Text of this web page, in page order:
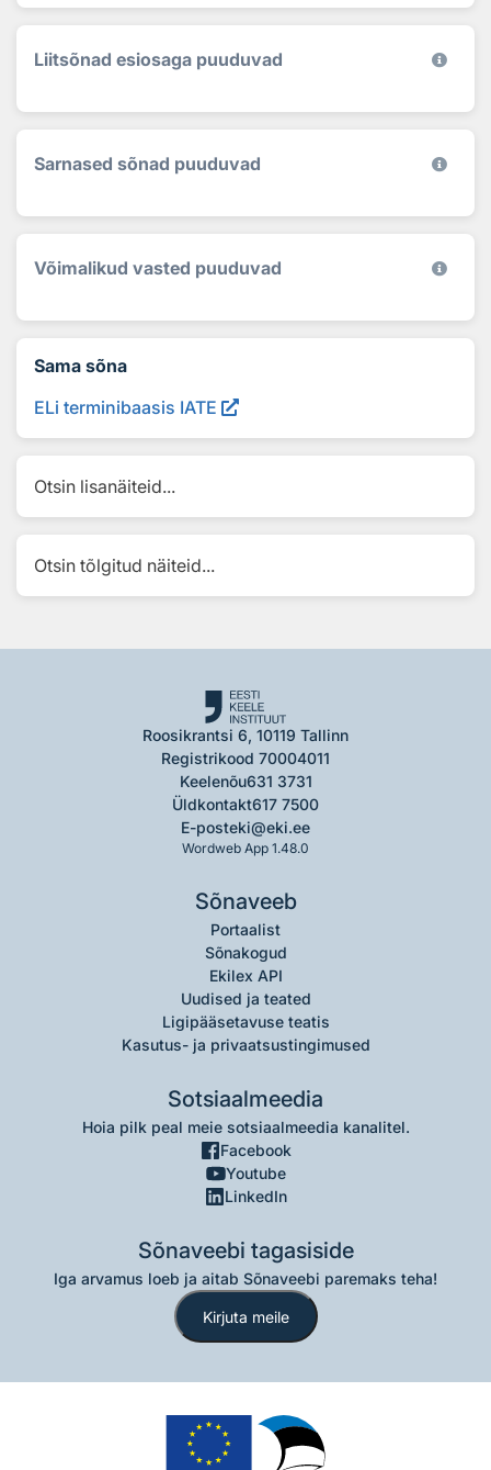
Liitsõnad esiosaga puuduvad
Sarnased sõnad puuduvad
Võimalikud vasted puuduvad
Sama sõna
ELi terminibaasis IATE
Otsin lisanäiteid...
Otsin tõlgitud näiteid...
Roosikrantsi 6, 10119 Tallinn
Registrikood 70004011
Keelenõu631 3731
Üldkontakt617 7500
E-posteki@eki.ee
Wordweb App 1.48.0
Sõnaveeb
Portaalist
Sõnakogud
Ekilex API
Uudised ja teated
Ligipääsetavuse teatis
Kasutus- ja privaatsustingimused
Sotsiaalmeedia
Hoia pilk peal meie sotsiaalmeedia kanalitel.
Facebook
Youtube
LinkedIn
Sõnaveebi tagasiside
Iga arvamus loeb ja aitab Sõnaveebi paremaks teha!
Kirjuta meile